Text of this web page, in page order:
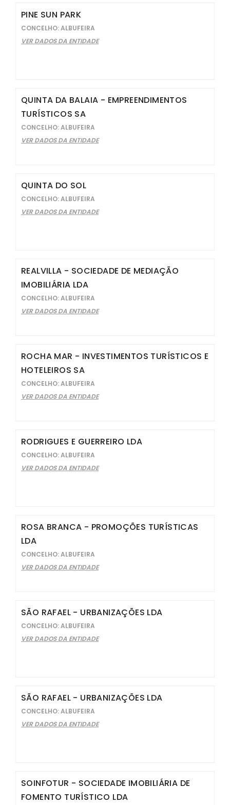
PINE SUN PARK
CONCELHO: ALBUFEIRA
VER DADOS DA ENTIDADE
QUINTA DA BALAIA - EMPREENDIMENTOS
TURÍSTICOS SA
CONCELHO: ALBUFEIRA
VER DADOS DA ENTIDADE
QUINTA DO SOL
CONCELHO: ALBUFEIRA
VER DADOS DA ENTIDADE
REALVILLA - SOCIEDADE DE MEDIAÇÃO
IMOBILIÁRIA LDA
CONCELHO: ALBUFEIRA
VER DADOS DA ENTIDADE
ROCHA MAR - INVESTIMENTOS TURÍSTICOS E
HOTELEIROS SA
CONCELHO: ALBUFEIRA
VER DADOS DA ENTIDADE
RODRIGUES E GUERREIRO LDA
CONCELHO: ALBUFEIRA
VER DADOS DA ENTIDADE
ROSA BRANCA - PROMOÇÕES TURÍSTICAS
LDA
CONCELHO: ALBUFEIRA
VER DADOS DA ENTIDADE
SÃO RAFAEL - URBANIZAÇÕES LDA
CONCELHO: ALBUFEIRA
VER DADOS DA ENTIDADE
SÃO RAFAEL - URBANIZAÇÕES LDA
CONCELHO: ALBUFEIRA
VER DADOS DA ENTIDADE
SOINFOTUR - SOCIEDADE IMOBILIÁRIA DE
FOMENTO TURÍSTICO LDA